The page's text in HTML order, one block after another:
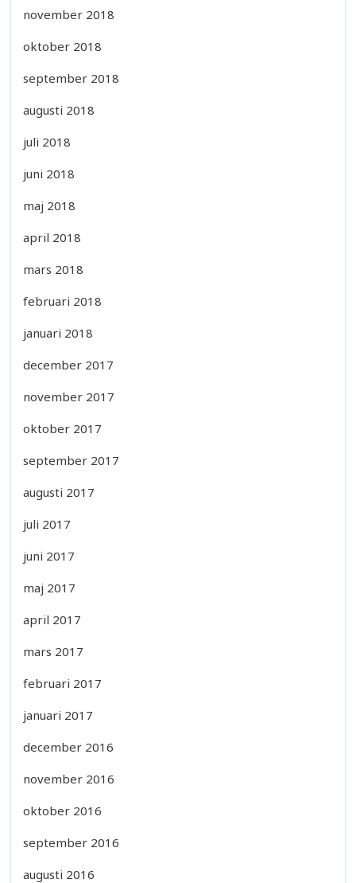
november 2018
oktober 2018
september 2018
augusti 2018
juli 2018
juni 2018
maj 2018
april 2018
mars 2018
februari 2018
januari 2018
december 2017
november 2017
oktober 2017
september 2017
augusti 2017
juli 2017
juni 2017
maj 2017
april 2017
mars 2017
februari 2017
januari 2017
december 2016
november 2016
oktober 2016
september 2016
augusti 2016